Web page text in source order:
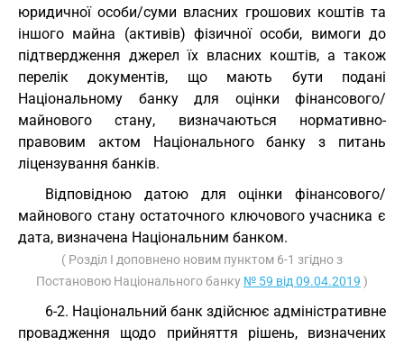
юридичної особи/суми власних грошових коштів та
іншого майна (активів) фізичної особи, вимоги до
підтвердження джерел їх власних коштів, а також
перелік документів, що мають бути подані
Національному банку для оцінки фінансового/
майнового стану, визначаються нормативно-
правовим актом Національного банку з питань
ліцензування банків.
Відповідною датою для оцінки фінансового/
майнового стану остаточного ключового учасника є
дата, визначена Національним банком.
( Розділ I доповнено новим пунктом 6-1 згідно з
Постановою Національного банку № 59 від 09.04.2019 )
6-2. Національний банк здійснює адміністративне
провадження щодо прийняття рішень, визначених